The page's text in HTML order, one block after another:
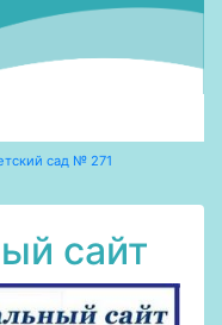
сад № 271
сайт